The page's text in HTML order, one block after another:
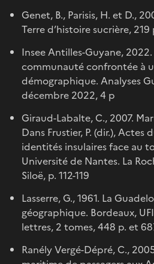
Genet, B., Parisis, H. et D.,
Terre d’histoire sucrière, 219
Insee Antilles-Guyane,
communauté confrontée à
démographique. Analyses
décembre 2022, 4 p
Giraud-Labalte, C., 2007.
Dans Frustier, P. (dir.), Actes
identités insulaires face au
Université de Nantes. La
Siloë, p. 112-119
Lasserre, G., 1961. La
géographique. Bordeaux,
lettres, 2 tomes, 448 p. et
Ranély Vergé-Dépré, C.,